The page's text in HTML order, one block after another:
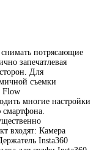
потрясающие
запечатлевая
Для
съемки
Flow
многие настройки
смартфона.
входят: Камера
Insta360